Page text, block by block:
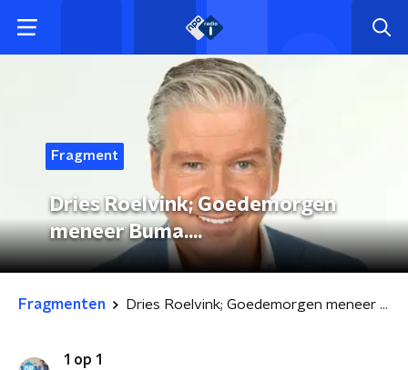
Fragment
Dries Roelvink; Goedemorgen
meneer Buma….
Fragmenten Dries Roelvink; Goedemorgen meneer Buma….
1 op 1